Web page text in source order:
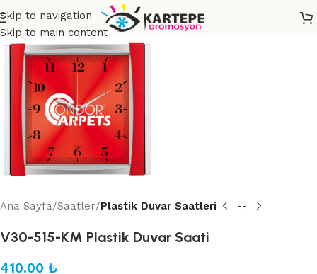
Skip to navigation
Skip to main content
Ana Sayfa Saatler Plastik Duvar Saatleri
V30-515-KM Plastik Duvar Saati
410.00 ₺